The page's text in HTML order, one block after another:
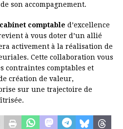
son accompagnement.
cabinet comptable d’excellence
à vous doter d’un allié
activement à la réalisation de
Cette collaboration vous
contraintes comptables et
création de valeur,
sur une trajectoire de